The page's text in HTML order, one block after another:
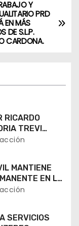
Y
PRD
EN MÁS
DE S.L.P.
CARDONA.
RICARDO
TREVI
A LA PILA
MANTIENE
EN LA
SERVICIOS